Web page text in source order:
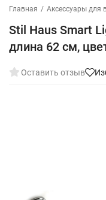
Главная / Аксессуары для
Stil Haus Smart
длина 62 см,
Оставить отзыв